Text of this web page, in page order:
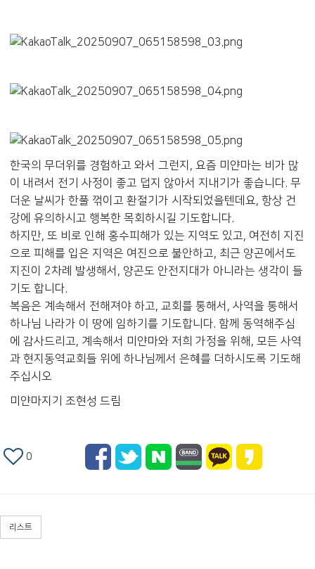
한국의 무더위를 경험하고 와서 그런지, 요즘 미얀마는 비가 많
이 내려서 전기 사정이 좋고 덥지 않아서 지내기가 좋습니다. 무
더운 날씨가 한풀 꺾이고 환절기가 시작되었을텐데요, 항상 건
강에 유의하시고 행복한 목회하시길 기도합니다.
하지만, 또 비로 인해 홍수피해가 있는 지역도 있고, 여전히 지진
으로 피해를 입은 지역은 여진으로 불안하고, 최근 양곤에서도
지진이 2차례 발생해서, 양곤도 안전지대가 아니라는 생각이 들
기도 합니다.
복음은 계속해서 전해져야 하고, 교회를 통해서, 사역을 통해서
하나님 나라가 이 땅에 임하기를 기도합니다. 함께 동역해주심
에 감사드리고, 계속해서 미얀마와 저희 가정을 위해, 모든 사역
과 현지동역교회들 위에 하나님께서 은혜를 더하시도록 기도해
주십시오
미얀마지기 조현성 드림
0
리스트